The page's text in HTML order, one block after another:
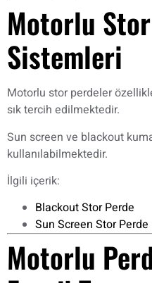
Motorlu
Sistemleri
Motorlu stor perdeler
sık tercih edilmektedir.
Sun screen ve blackout
kullanılabilmektedir.
İlgili içerik:
Blackout Stor Perde
Sun Screen Stor Perde
Motorlu